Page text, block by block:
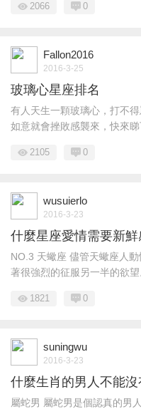
2066 0
Fallon2016
2016-3-25
玻璃心星座排名
有人天生一顆玻璃心，打不
如意就會挫敗感襲來，快來睇
2105 0
wusuierlo
2016-3-23
什麼星座愛情需要新鮮
NO.3 天蠍座 儘管天蠍座人
著很強烈的征服另一半的欲望
1821 0
suningwu
2016-3-23
什麼生肖的男人不能
屬蛇男 屬蛇男是個認真的男